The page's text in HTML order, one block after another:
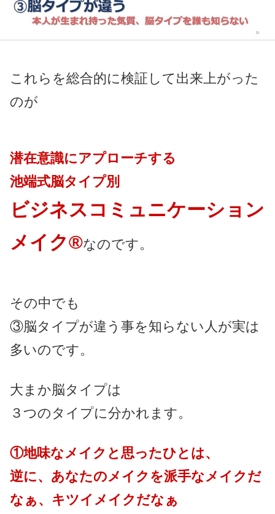
これらを総合的に検証して出来上がった
のが
潜在意識にアプローチする
池端式脳タイプ別
ビジネスコミュニケーション
メイク®なのです。
その中でも
③脳タイプが違う事を知らない人が実は
多いのです。
大まか脳タイプは
３つのタイプに分かれます。
①地味なメイクと思ったひとは、
逆に、あなたのメイクを派手なメイクだ
なぁ、キツイメイクだなぁ